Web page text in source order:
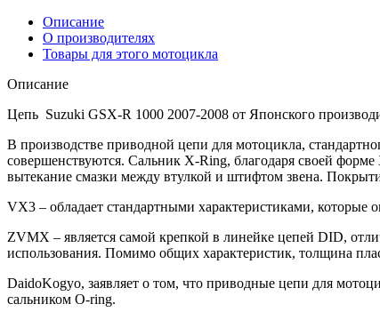
Описание
О производителях
Товары для этого мотоцикла
Описание
Цепь Suzuki GSX-R 1000 2007-2008 от Японского
В производстве приводной цепи для мотоцикла,
совершенствуются. Сальник X-Ring, благодаря своей форме
вытекание смазки между втулкой и штифтом звена.
VX3 – обладает стандартными характеристиками, которые
ZVMX – является самой крепкой в линейке цепей DID,
использования. Помимо общих характеристик, толщина
DaidoKogyo, заявляет о том, что приводные цепи для
сальником O-ring.